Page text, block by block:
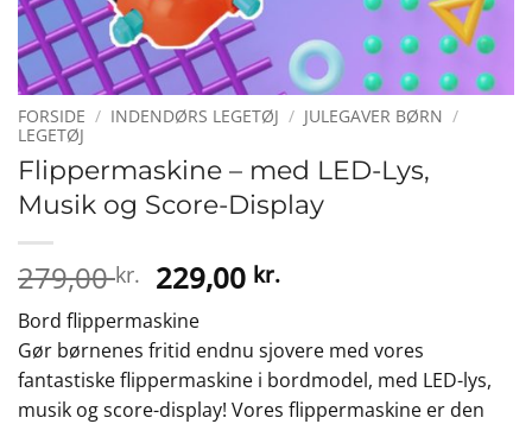
FORSIDE / INDENDØRS LEGETØJ / JULEGAVER BØRN /
LEGETØJ
Flippermaskine – med LED-Lys,
Musik og Score-Display
279,00kr. Den
oprindelige
pris
var:
279,00 kr..
229,00 kr.Den
er:
229,00 kr..
Bord flippermaskine
Gør børnenes fritid endnu sjovere med vores
fantastiske flippermaskine i bordmodel, med LED-lys,
musik og score-display! Vores flippermaskine er den